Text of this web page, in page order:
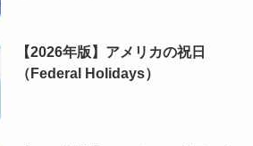
【2026年版】アメリカの祝日
（Federal Holidays）